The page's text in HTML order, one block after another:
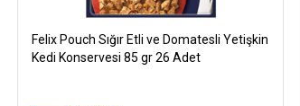
Kedi Maması Ambalaj Pouch
Kedi Maması Kıvam Jöleli Parça Etli
Felix Pouch Sığır Etli ve Domatesli Yetişkin
Kedi Konservesi 85 gr 26 Adet